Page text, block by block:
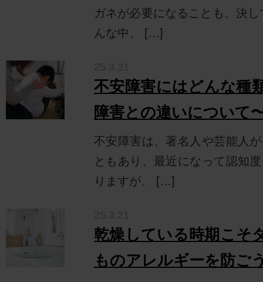
ガネが必要になることも、決
んな中、 […]
不安障害にはどんな種
障害との違いについて
不安障害は、著名人や芸能人
ともあり、最近になって認知
りますが、 […]
乾燥している時期こそ
ものアレルギーを防ご